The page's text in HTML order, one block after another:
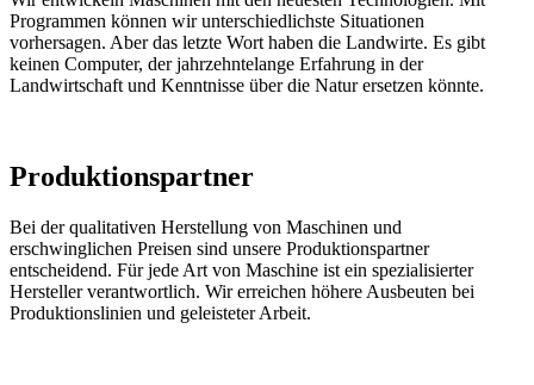
Programmen können wir unterschiedlichste Situationen
vorhersagen. Aber das letzte Wort haben die Landwirte. Es gibt
keinen Computer, der jahrzehntelange Erfahrung in der
Landwirtschaft und Kenntnisse über die Natur ersetzen könnte.
Produktionspartner
Bei der qualitativen Herstellung von Maschinen und
erschwinglichen Preisen sind unsere Produktionspartner
entscheidend. Für jede Art von Maschine ist ein spezialisierter
Hersteller verantwortlich. Wir erreichen höhere Ausbeuten bei
Produktionslinien und geleisteter Arbeit.